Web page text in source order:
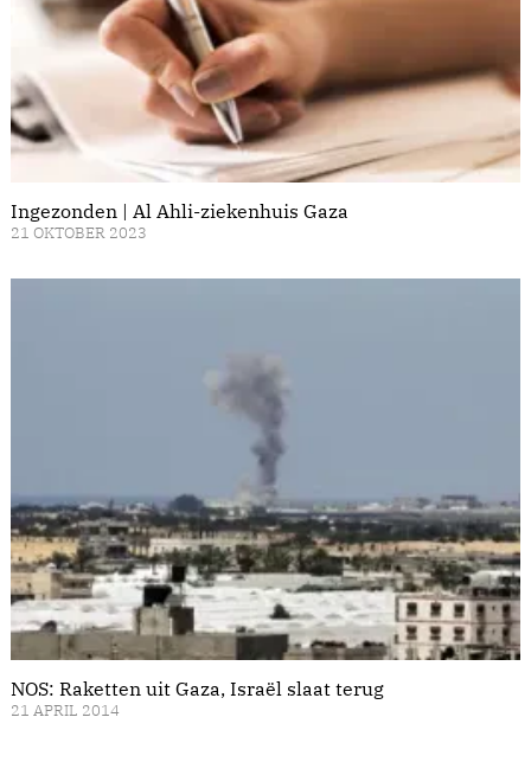
Ingezonden | Al Ahli-ziekenhuis Gaza
21 OKTOBER 2023
NOS: Raketten uit Gaza, Israël slaat terug
21 APRIL 2014